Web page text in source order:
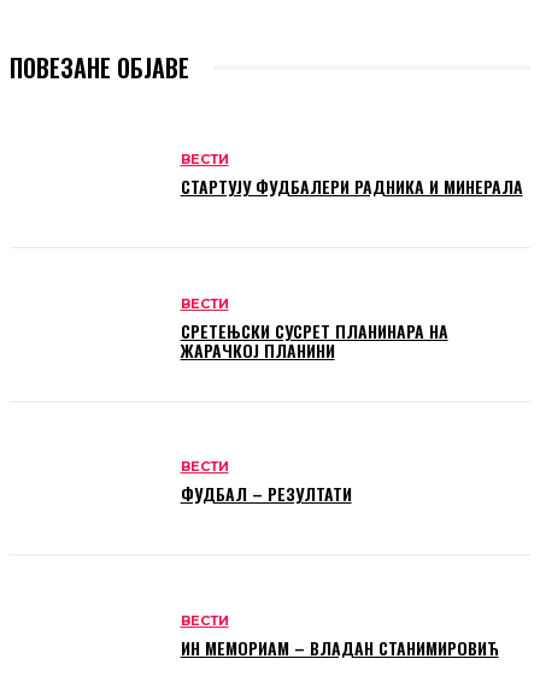
ПОВЕЗАНЕ ОБЈАВЕ
ВЕСТИ
СТАРТУЈУ ФУДБАЛЕРИ РАДНИКА И МИНЕРАЛА
ВЕСТИ
СРЕТЕЊСКИ СУСРЕТ ПЛАНИНАРА НА
ЖАРАЧКОЈ ПЛАНИНИ
ВЕСТИ
ФУДБАЛ – РЕЗУЛТАТИ
ВЕСТИ
ИН МЕМОРИАМ – ВЛАДАН СТАНИМИРОВИЋ